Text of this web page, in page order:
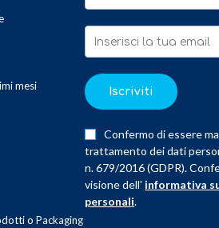
mesi
o Packaging
Iscriviti
Confermo di essere
trattamento dei dati
n. 679/2016 (GDPR).
visione dell' informativa
personali.